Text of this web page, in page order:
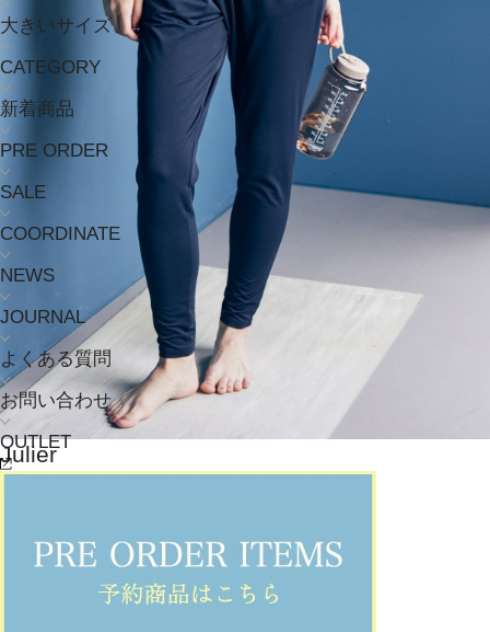
大きいサイズ
CATEGORY
新着商品
PRE ORDER
SALE
COORDINATE
NEWS
JOURNAL
よくある質問
お問い合わせ
OUTLET
Julier